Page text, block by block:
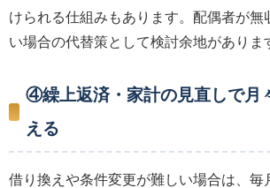
けられる仕組みもあります。配偶者が無
い場合の代替策として検討余地がありま
④繰上返済・家計の見直しで月
える
借り換えや条件変更が難しい場合は、毎